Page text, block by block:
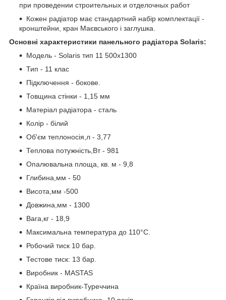
при проведении строительных и отделочных работ
Кожен радіатор має стандартний набір комплектації -
кронштейни, кран Маєвського і заглушка.
Основні характеристики панельного радіатора Solaris:
Модель - Solaris тип 11 500x1300
Тип - 11 клас
Підключення - бокове.
Товщина стінки - 1,15 мм
Матеріал радіатора - сталь
Колір - білий
Об'єм теплоносія,л - 3,77
Теплова потужність,Вт - 981
Опалювальна площа, кв. м - 9,8
Глибина,мм - 50
Висота,мм -500
Довжина,мм - 1300
Вага,кг - 18,9
Максимальна температура до 110°С.
Робочий тиск 10 бар.
Тестове тиск: 13 бар.
Виробник - MASTAS
Країна виробник-Туреччина